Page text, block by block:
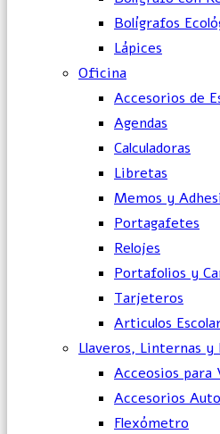
Bolígrafos
Lápices
Oficina
Accesorios de
Agendas
Calculadoras
Libretas
Memos y
Portagafetes
Relojes
Portafolios y
Tarjeteros
Articulos
Llaveros, Linternas
Acceosios para
Accesorios Auto
Flexómetro